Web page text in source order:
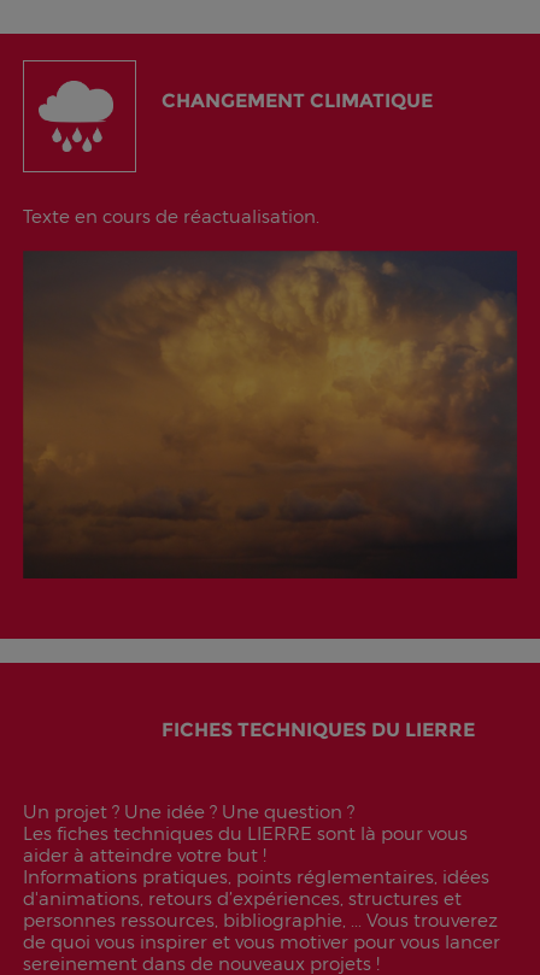
CHANGEMENT CLIMATIQUE
Texte en cours de réactualisation.
FICHES TECHNIQUES DU LIERRE
Un projet ? Une idée ? Une question ?
Les fiches techniques du LIERRE sont là pour vous
aider à atteindre votre but !
Informations pratiques, points réglementaires, idées
d'animations, retours d’expériences, structures et
personnes ressources, bibliographie, ... Vous trouverez
de quoi vous inspirer et vous motiver pour vous lancer
sereinement dans de nouveaux projets !